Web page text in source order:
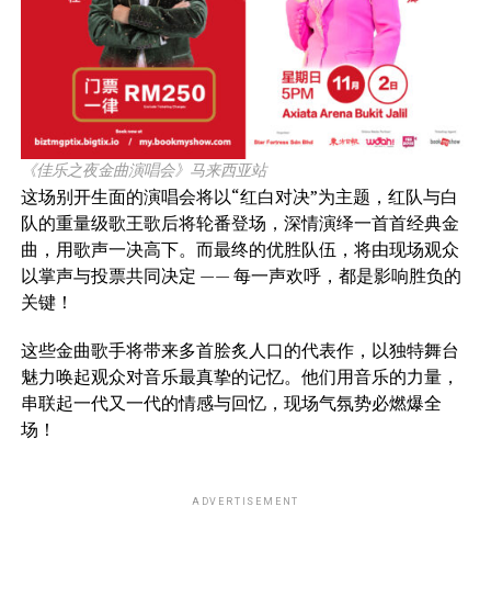
《佳乐之夜⾦曲演唱会》⻢来⻄亚站
这场别开⽣⾯的演唱会将以“红⽩对决”为主题，红队与⽩
队的重量级歌王歌后将轮番登场，深情演绎⼀⾸⾸经典⾦
曲，⽤歌声⼀决⾼下。⽽最终的优胜队伍，将由现场观众
以掌声与投票共同决定 —— 每⼀声欢呼，都是影响胜负的
关键！
这些⾦曲歌⼿将带来多⾸脍炙⼈⼝的代表作，以独特舞台
魅⼒唤起观众对⾳乐最真挚的记忆。他们⽤⾳乐的⼒量，
串联起⼀代⼜⼀代的情感与回忆，现场⽓氛势必燃爆全
场！
ADVERTISEMENT